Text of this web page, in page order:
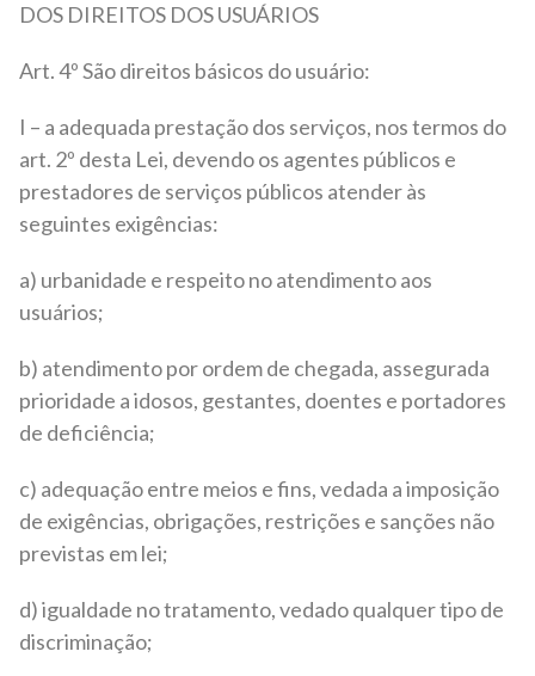
DOS DIREITOS DOS USUÁRIOS
Art. 4º São direitos básicos do usuário:
I – a adequada prestação dos serviços, nos termos do
art. 2º desta Lei, devendo os agentes públicos e
prestadores de serviços públicos atender às
seguintes exigências:
a) urbanidade e respeito no atendimento aos
usuários;
b) atendimento por ordem de chegada, assegurada
prioridade a idosos, gestantes, doentes e portadores
de deficiência;
c) adequação entre meios e fins, vedada a imposição
de exigências, obrigações, restrições e sanções não
previstas em lei;
d) igualdade no tratamento, vedado qualquer tipo de
discriminação;